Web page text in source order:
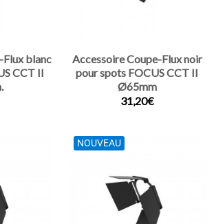
Flux blanc
CCT II
Accessoire Coupe-Flux noir
pour spots FOCUS CCT II
Ø65mm
31,20€
NOUVEAU